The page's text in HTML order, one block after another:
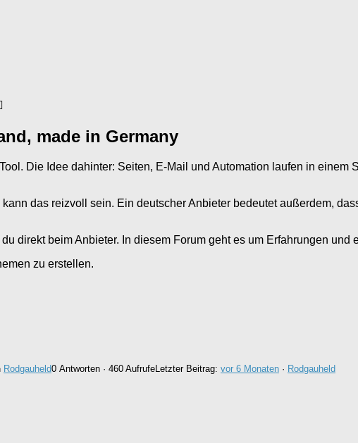
made in Germany
Die Idee dahinter: Seiten, E-Mail und Automation laufen in einem
das reizvoll sein. Ein deutscher Anbieter bedeutet außerdem,
direkt beim Anbieter. In diesem Forum geht es um Erfahrungen und
zu erstellen.
Rodgauheld0 Antworten · 460 AufrufeLetzter Beitrag: vor 6 Monaten · Rodgauheld